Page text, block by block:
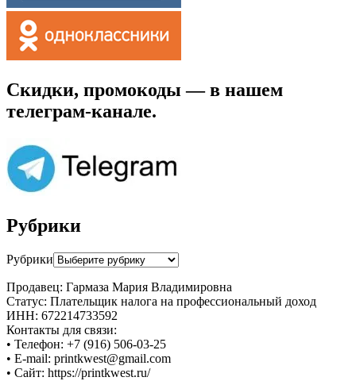
Скидки, промокоды — в нашем
телеграм-канале.
Рубрики
Рубрики
Продавец: Гармаза Мария Владимировна
Статус: Плательщик налога на профессиональный доход
ИНН: 672214733592
Контакты для связи:
• Телефон: +7 (916) 506-03-25
• E-mail: printkwest@gmail.com
• Сайт: https://printkwest.ru/